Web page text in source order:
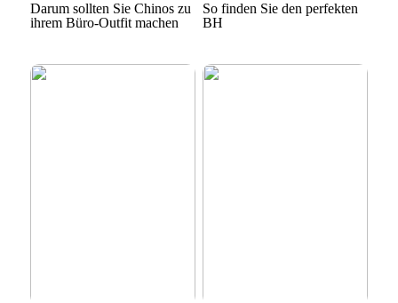
Darum sollten Sie Chinos zu
ihrem Büro-Outfit machen
So finden Sie den perfekten
BH